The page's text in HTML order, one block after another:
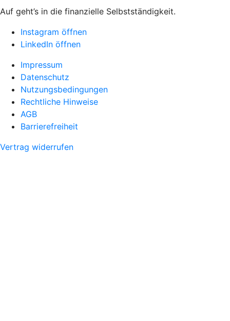
Auf geht’s in die finanzielle Selbstständigkeit.
Instagram öffnen
LinkedIn öffnen
Impressum
Datenschutz
Nutzungsbedingungen
Rechtliche Hinweise
AGB
Barrierefreiheit
Vertrag widerrufen